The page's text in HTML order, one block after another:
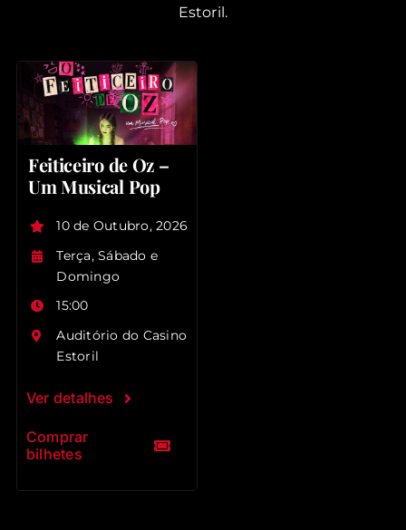
Estoril.
Feiticeiro de Oz –
Um Musical Pop
10 de Outubro, 2026
Terça, Sábado e
Domingo
15:00
Auditório do Casino
Estoril
Ver detalhes
Comprar
bilhetes